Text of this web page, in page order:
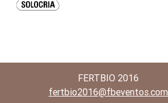
FERTBIO 2016
fertbio2016@fbeventos.com